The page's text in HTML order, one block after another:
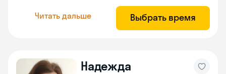
Читать дальше Выбрать время
Надежда